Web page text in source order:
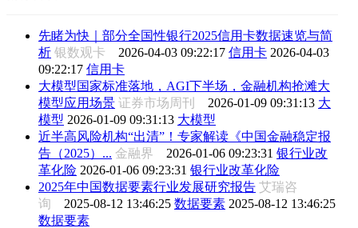
先睹为快｜部分全国性银行2025信用卡数据速览与简
析 银数观卡 2026-04-03 09:22:17 信用卡 2026-04-03
09:22:17 信用卡
大模型国家标准落地，AGI下半场，金融机构抢滩大
模型应用场景 证券市场周刊 2026-01-09 09:31:13 大
模型 2026-01-09 09:31:13 大模型
近半高风险机构“出清”！专家解读《中国金融稳定报
告（2025）... 金融界 2026-01-06 09:23:31 银行业改
革化险 2026-01-06 09:23:31 银行业改革化险
2025年中国数据要素行业发展研究报告 艾瑞咨
询 2025-08-12 13:46:25 数据要素 2025-08-12 13:46:25
数据要素